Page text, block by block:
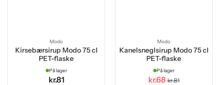
Modo
Kirsebærsirup Modo 75 cl
PET-flaske
På lager
kr.81
Modo
Kanelsneglsirup Modo 75 cl
PET-flaske
På lager
kr.68 kr.81